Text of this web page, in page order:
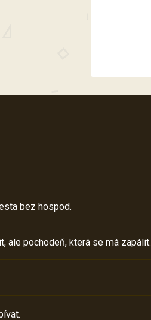
bez hospod.
ale pochodeň, která se má zapálit.